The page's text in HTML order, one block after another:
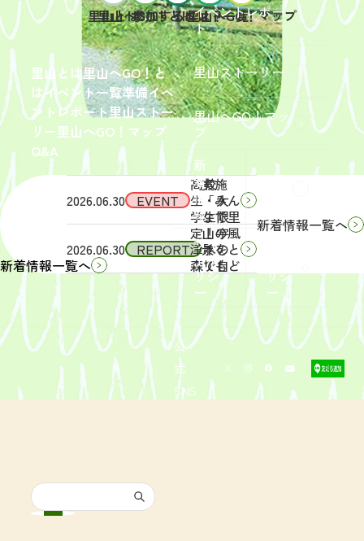
里山とは里山へGO！と
はイベント一覧準備イベ
ントレポート里山ストー
リー里山へGO！マップ
Q&A
イベントレポー
ト
里山ストーリー
里山へGO！マッ
プ
新
着
情
報
サイ
トポ
リシ
ー
リシ
ー
公
式
SNS
里山とは
里山へGO！とは
参加するには？
イベント一覧
里山へGO！マップ
新着情報一覧へ
2026.06.30 EVENT
2026年9
月19日
（土）
開催
「【東
京ポイ
ント対
象】中
学生・
高校
生・大
学生限
定！宇
津木の
森で自
然体
験！」
募集を
開始し
まし
2026.06.30 REPORT
2026年
6月13
（土）
実施
「みん
なで里
山の風
景をと
りもど
そ
う！」
活動レ
ポート
を掲載
しまし
た。
新着情報一覧へ